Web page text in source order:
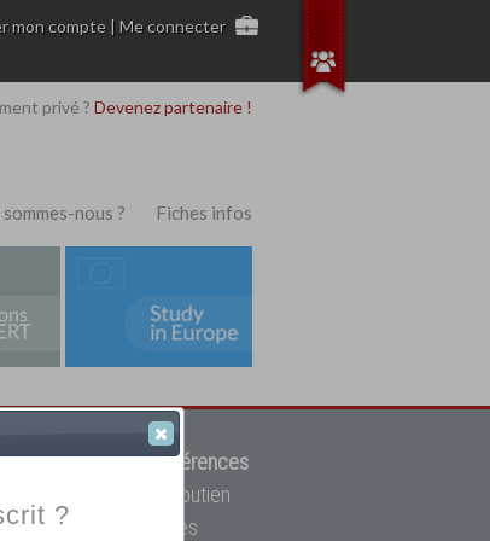
mon compte |Me connecter
privé ? Devenez partenaire !
nous ? Fiches infos
parmi12908 références
aussi des cours de soutien
les écoles privées
?